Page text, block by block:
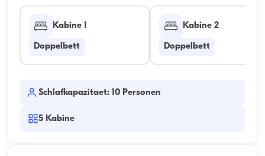
Kabine 1
Doppelbett
Kabine 2
Doppelbett
Schlafkapazitaet: 10 Personen
5 Kabine